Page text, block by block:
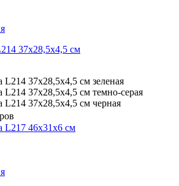
37х28,5х4,5 см
зеленая
темно-серая
черная